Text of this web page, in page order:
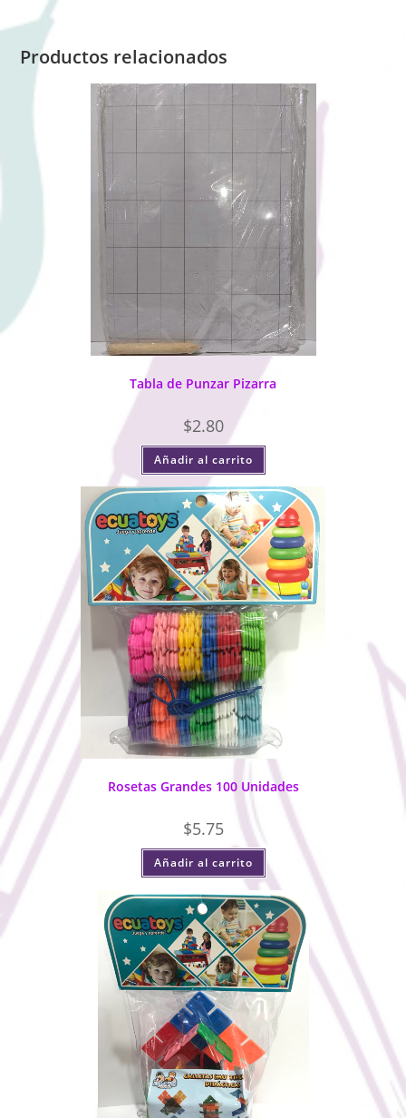
Productos relacionados
Tabla de Punzar Pizarra
$2.80
Añadir al carrito
Rosetas Grandes 100 Unidades
$5.75
Añadir al carrito